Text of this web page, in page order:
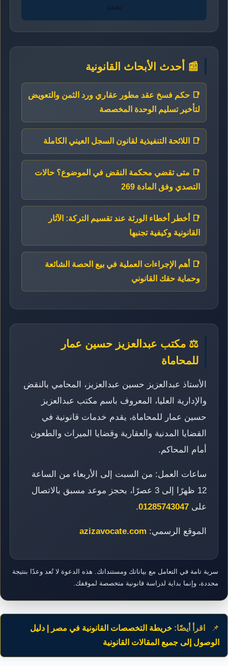
بحث
📰 أحدث الأبحاث القانونية
📑 حكم فسخ عقد مطور عقاري ورد الثمن والتعويض
لتأخير تسليم الوحدة المخصصة
📑 اللائحة التنفيذية لقانون السجل العيني الكاملة
📑 متى تقضي محكمة النقض في الموضوع؟ حالات
التصدي وفق المادة 269
📑 أخطر أخطاء الورثة عند تقسيم التركة: الآثار
القانونية وكيفية تجنبها
📑 أهم الإجراءات العملية في بيع الحصة الشائعة
وحماية حقك القانوني
⚖️ مكتب عبدالعزيز حسين عمار
للمحاماة
الأستاذ عبدالعزيز حسين عبدالعزيز، المحامي بالنقض
والإدارية العليا، المعروف باسم مكتب عبدالعزيز
حسين عمار للمحاماة، يقدم خدمات قانونية في
القضايا المدنية والعقارية وقضايا الميراث والطعون
أمام المحاكم.
ساعات العمل: من السبت إلى الأربعاء من الساعة
12 ظهرًا إلى 3 عصرًا، بحجز موعد مسبق بالاتصال
على 01285743047
.
الموقع الرسمي: azizavocate.com
سرية تامة في التعامل مع بياناتك ومستنداتك. هذه الدعوة لا تُعد وعدًا بنتيجة
محددة، وإنما بداية لدراسة قانونية متخصصة لموقفك.
📌 اقرأ أيضًا: خريطة التخصصات القانونية في مصر | دليل
الوصول إلى جميع المقالات القانونية